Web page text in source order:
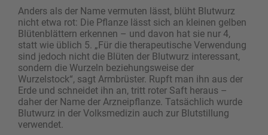
Anders als der Name vermuten lässt, blüht Blutwurz
nicht etwa rot: Die Pflanze lässt sich an kleinen gelben
Blütenblättern erkennen – und davon hat sie nur 4,
statt wie üblich 5. „Für die therapeutische Verwendung
sind jedoch nicht die Blüten der Blutwurz interessant,
sondern die Wurzeln beziehungsweise der
Wurzelstock“, sagt Armbrüster. Rupft man ihn aus der
Erde und schneidet ihn an, tritt roter Saft heraus –
daher der Name der Arzneipflanze. Tatsächlich wurde
Blutwurz in der Volksmedizin auch zur Blutstillung
verwendet.